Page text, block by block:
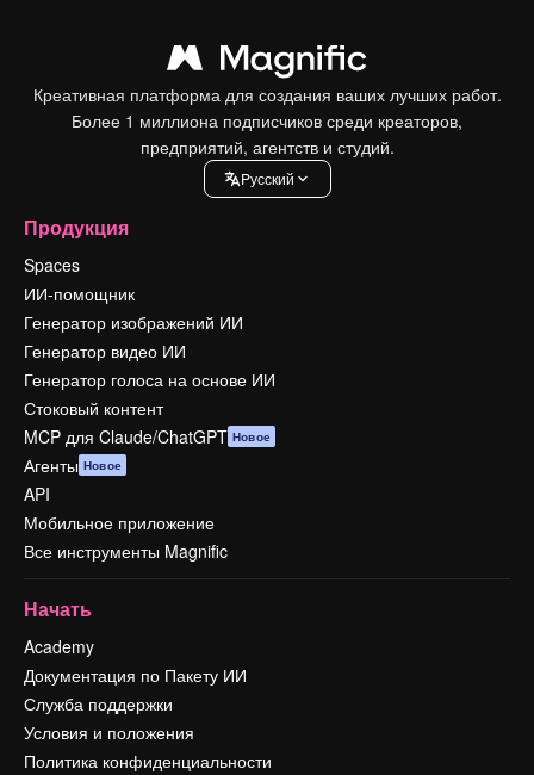
Креативная платформа для создания ваших лучших работ.
Более 1 миллиона подписчиков среди креаторов,
предприятий, агентств и студий.
Pусский
Продукция
Spaces
ИИ-помощник
Генератор изображений ИИ
Генератор видео ИИ
Генератор голоса на основе ИИ
Стоковый контент
MCP для Claude/ChatGPT Новое
Агенты Новое
API
Мобильное приложение
Все инструменты Magnific
Начать
Academy
Документация по Пакету ИИ
Служба поддержки
Условия и положения
Политика конфиденциальности